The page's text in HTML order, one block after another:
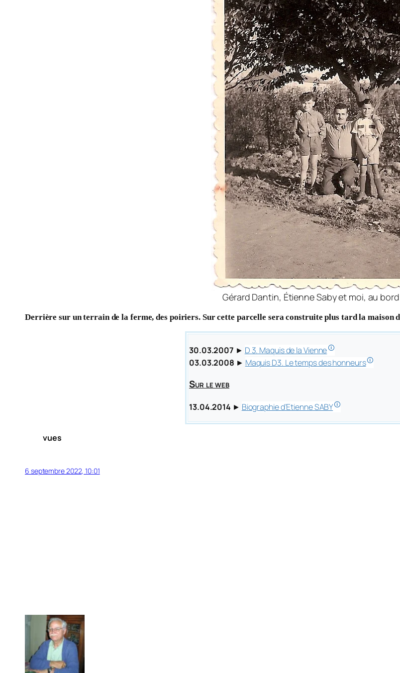
Gérard Dantin, Étienne Saby et moi, au
Derrière sur un terrain de la ferme, des poiriers. Sur cette parcelle sera construite plus tard la maison
30.03.2007 ► D 3. Maquis de la Vienne🛈
03.03.2008 ► Maquis D3. Le temps des honneurs🛈
Sur le web
13.04.2014 ► Biographie d’Etienne SABY🛈
vues
6 septembre 2022, 10:01